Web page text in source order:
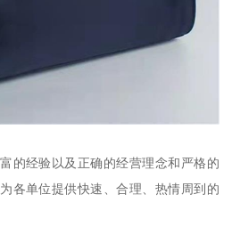
的经验以及正确的经营理念和严格的
各单位提供快速、合理、热情周到的